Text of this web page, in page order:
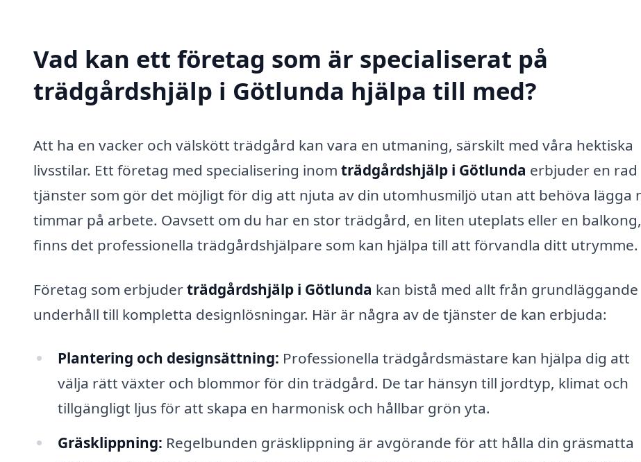
Vad kan ett företag som är specialiserat på
trädgårdshjälp i Götlunda hjälpa till med?
Att ha en vacker och välskött trädgård kan vara en utmaning, särskilt med våra hektiska
livsstilar. Ett företag med specialisering inom trädgårdshjälp i Götlunda erbjuder en rad
tjänster som gör det möjligt för dig att njuta av din utomhusmiljö utan att behöva lägga
timmar på arbete. Oavsett om du har en stor trädgård, en liten uteplats eller en balkong,
finns det professionella trädgårdshjälpare som kan hjälpa till att förvandla ditt utrymme.
Företag som erbjuderträdgårdshjälp i Götlunda kan bistå med allt från grundläggande
underhåll till kompletta designlösningar. Här är några av de tjänster de kan erbjuda:
Plantering och designsättning: Professionella trädgårdsmästare kan hjälpa dig att
välja rätt växter och blommor för din trädgård. De tar hänsyn till jordtyp, klimat och
tillgängligt ljus för att skapa en harmonisk och hållbar grön yta.
Gräsklippning: Regelbunden gräsklippning är avgörande för att hålla din gräsmatta